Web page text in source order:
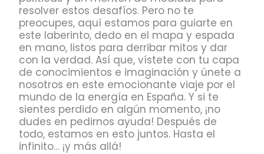
resolver estos desafíos. Pero no te
preocupes, aquí estamos para guiarte en
este laberinto, dedo en el mapa y espada
en mano, listos para derribar mitos y dar
con la verdad. Así que, vístete con tu capa
de conocimientos e imaginación y únete a
nosotros en este emocionante viaje por el
mundo de la energía en España. Y si te
sientes perdido en algún momento, ¡no
dudes en pedirnos ayuda! Después de
todo, estamos en esto juntos. Hasta el
infinito… ¡y más allá!